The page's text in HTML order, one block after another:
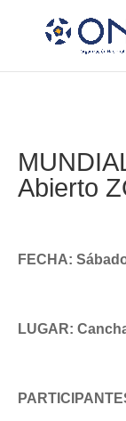
Abierto
FECHA:
LUGAR: